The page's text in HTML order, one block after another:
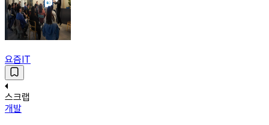
요즘IT
스크랩
개발